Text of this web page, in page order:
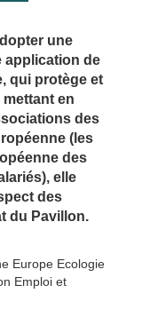
une
application de
qui protège et
en
des
(les
des
elle
des
du Pavillon.
Europe Ecologie
Emploi et